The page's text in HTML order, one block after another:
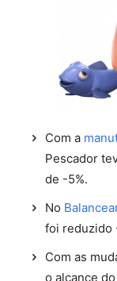
Com a
Pescador
de -5%.
No
foi reduzido
Com as
o alcance